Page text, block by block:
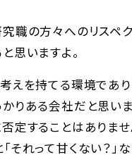
職の方々へのリスペ
思いますよ。
えを持てる環境であり
りある会社だと思い
定することはありませ
それって甘くない？」